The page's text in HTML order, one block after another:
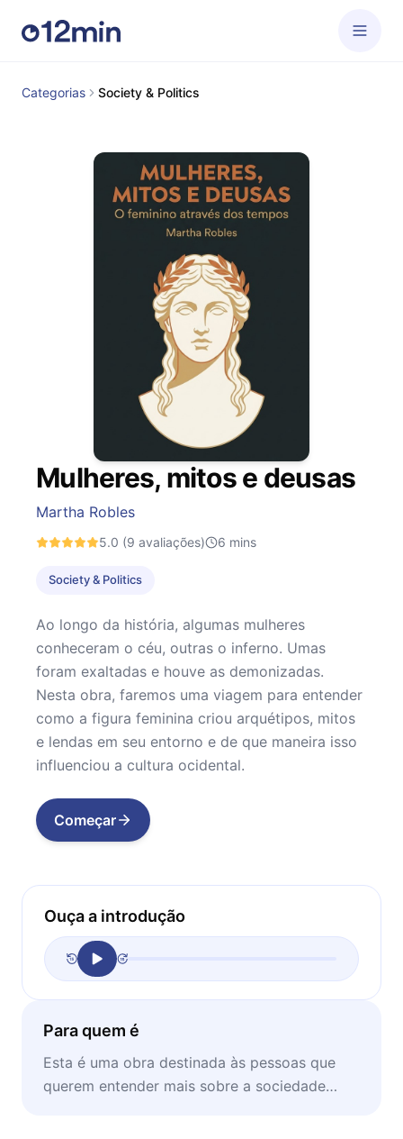
Categorias Society & Politics
Mulheres, mitos e deusas
Martha Robles
5.0 (9 avaliações) 6 mins
Society & Politics
Ao longo da história, algumas mulheres
conheceram o céu, outras o inferno. Umas
foram exaltadas e houve as demonizadas.
Nesta obra, faremos uma viagem para entender
como a figura feminina criou arquétipos, mitos
e lendas em seu entorno e de que maneira isso
influenciou a cultura ocidental.
Começar
Ouça a introdução
Para quem é
Esta é uma obra destinada às pessoas que
querem entender mais sobre a sociedade